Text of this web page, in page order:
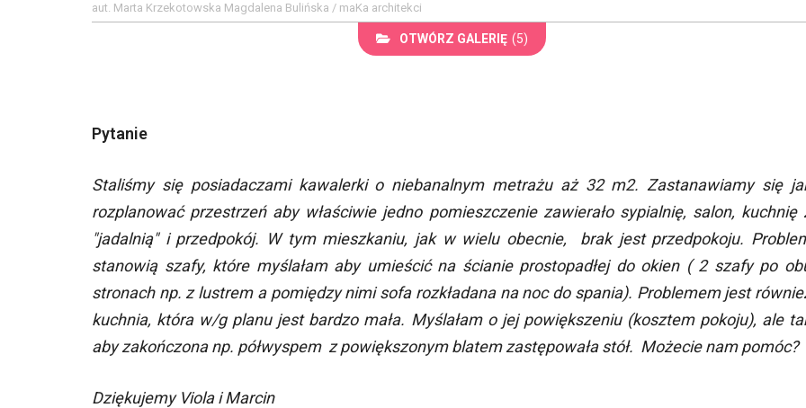
aut. Marta Krzekotowska Magdalena Bulińska / maKa architekci
OTWÓRZ GALERIĘ (5)
Pytanie
Staliśmy się posiadaczami kawalerki o niebanalnym metrażu aż 32 m2. Zastanawiamy się
rozplanować przestrzeń aby właściwie jedno pomieszczenie zawierało sypialnię, salon, kuchnię
"jadalnią" i przedpokój. W tym mieszkaniu, jak w wielu obecnie, brak jest przedpokoju.
stanowią szafy, które myślałam aby umieścić na ścianie prostopadłej do okien ( 2 szafy po
stronach np. z lustrem a pomiędzy nimi sofa rozkładana na noc do spania). Problemem jest
kuchnia, która w/g planu jest bardzo mała. Myślałam o jej powiększeniu (kosztem pokoju), ale
aby zakończona np. półwyspem z powiększonym blatem zastępowała stół. Możecie nam pomóc?
Dziękujemy Viola i Marcin